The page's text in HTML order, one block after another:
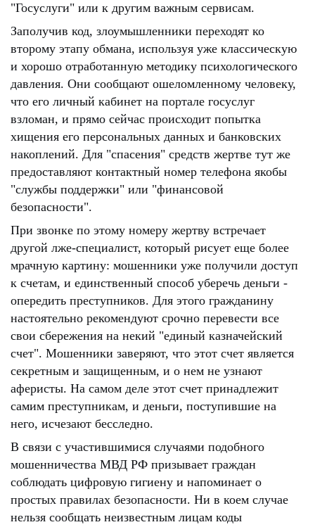
"Госуслуги" или к другим важным сервисам.
Заполучив код, злоумышленники переходят ко
второму этапу обмана, используя уже классическую
и хорошо отработанную методику психологического
давления. Они сообщают ошеломленному человеку,
что его личный кабинет на портале госуслуг
взломан, и прямо сейчас происходит попытка
хищения его персональных данных и банковских
накоплений. Для "спасения" средств жертве тут же
предоставляют контактный номер телефона якобы
"службы поддержки" или "финансовой
безопасности".
При звонке по этому номеру жертву встречает
другой лже-специалист, который рисует еще более
мрачную картину: мошенники уже получили доступ
к счетам, и единственный способ уберечь деньги -
опередить преступников. Для этого гражданину
настоятельно рекомендуют срочно перевести все
свои сбережения на некий "единый казначейский
счет". Мошенники заверяют, что этот счет является
секретным и защищенным, и о нем не узнают
аферисты. На самом деле этот счет принадлежит
самим преступникам, и деньги, поступившие на
него, исчезают бесследно.
В связи с участившимися случаями подобного
мошенничества МВД РФ призывает граждан
соблюдать цифровую гигиену и напоминает о
простых правилах безопасности. Ни в коем случае
нельзя сообщать неизвестным лицам коды